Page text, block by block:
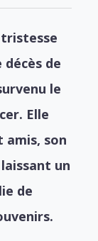
de
le
Elle
son
un
de